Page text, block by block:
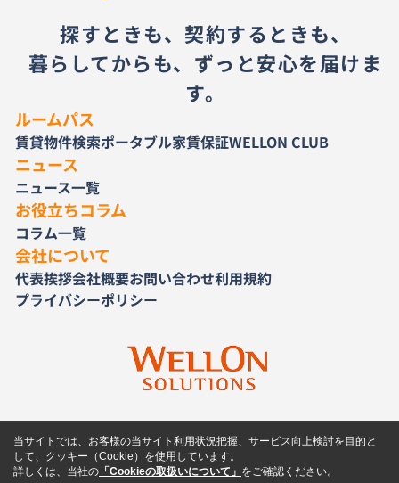
探すときも、契約するときも、
暮らしてからも、ずっと安心を届けま
す。
ルームパス
賃貸物件検索ポータブル家賃保証WELLON CLUB
ニュース
ニュース一覧
お役立ちコラム
コラム一覧
会社について
代表挨拶会社概要お問い合わせ利用規約
プライバシーポリシー
当サイトでは、お客様の当サイト利用状況把握、サービス向上検討を目的と
して、クッキー（Cookie）を使用しています。
詳しくは、当社の 「Cookieの取扱いについて」 をご確認ください。